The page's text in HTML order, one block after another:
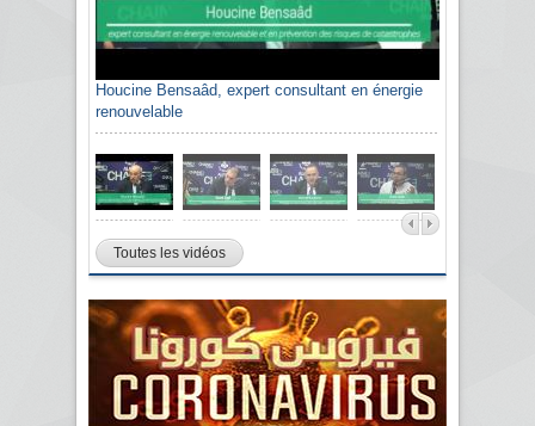
Houcine Bensaâd, expert consultant en énergie
renouvelable
Toutes les vidéos